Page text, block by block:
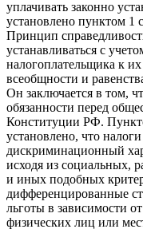
уплачивать законно
установлено пунктом 1
Принцип
устанавливаться с
налогоплательщика к
всеобщности и
Он заключается в том,
обязанности перед
Конституции РФ.
установлено, что
дискриминационный
исходя из социальных,
и иных подобных
дифференцированные
льготы в зависимости
физических лиц или